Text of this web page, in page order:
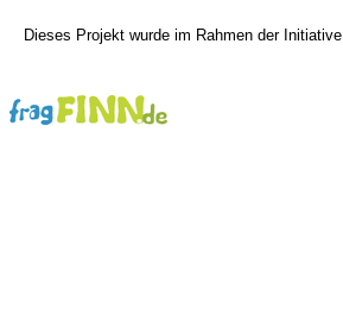
Dieses Projekt wurde im Rahmen der Initiative